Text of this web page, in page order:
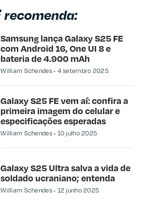
recomenda:
Samsung lança Galaxy S25 FE
com Android 16, One UI 8 e
bateria de 4.900 mAh
William Schendes 4 setembro 2025
Galaxy S25 FE vem aí: confira a
primeira imagem do celular e
especificações esperadas
William Schendes 10 julho 2025
Galaxy S25 Ultra salva a vida de
soldado ucraniano; entenda
William Schendes 12 junho 2025